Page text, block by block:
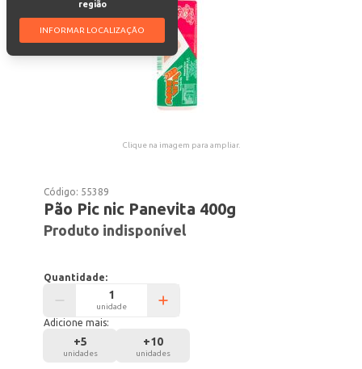
região
INFORMAR LOCALIZAÇÃO
Clique na imagem para ampliar.
Código: 55389
Pão Pic nic Panevita 400g
Produto indisponível
Quantidade:
unidade
Adicione mais:
+5
unidades
+10
unidades